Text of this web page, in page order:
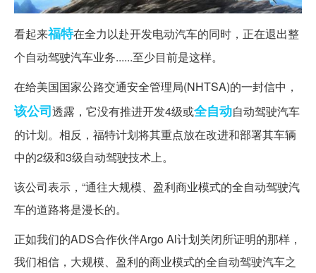
看起来福特在全力以赴开发电动汽车的同时，正在退出整
个自动驾驶汽车业务......至少目前是这样。
在给美国国家公路交通安全管理局(NHTSA)的一封信中，
该公司透露，它没有推进开发4级或全自动自动驾驶汽车
的计划。相反，福特计划将其重点放在改进和部署其车辆
中的2级和3级自动驾驶技术上。
该公司表示，“通往大规模、盈利商业模式的全自动驾驶汽
车的道路将是漫长的。
正如我们的ADS合作伙伴Argo Al计划关闭所证明的那样，
我们相信，大规模、盈利的商业模式的全自动驾驶汽车之